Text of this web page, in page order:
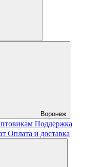
Воронеж
Поддержка
Оплата и доставка